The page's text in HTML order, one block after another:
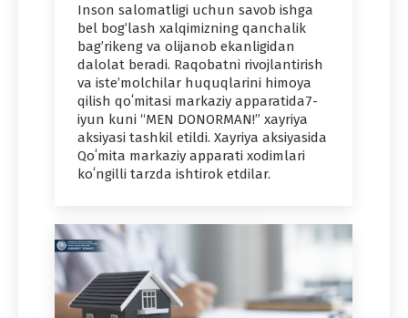
Inson salomatligi uchun savob ishga
bel bog’lash xalqimizning qanchalik
bag’rikeng va olijanob ekanligidan
dalolat beradi. Raqobatni rivojlantirish
va isteʼmolchilar huquqlarini himoya
qilish qoʻmitasi markaziy apparatida7-
iyun kuni “MEN DONORMAN!” xayriya
aksiyasi tashkil etildi. Xayriya aksiyasida
Qoʻmita markaziy apparati xodimlari
koʻngilli tarzda ishtirok etdilar.